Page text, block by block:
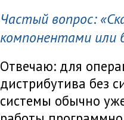
Частый вопрос:
компонентами или
Отвечаю: для
дистрибутива без
системы обычно